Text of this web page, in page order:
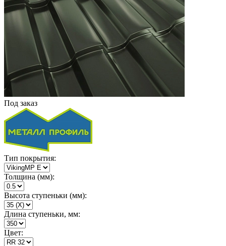
Под заказ
Тип покрытия:
Толщина (мм):
Высота ступеньки (мм):
Длина ступеньки, мм:
Цвет: